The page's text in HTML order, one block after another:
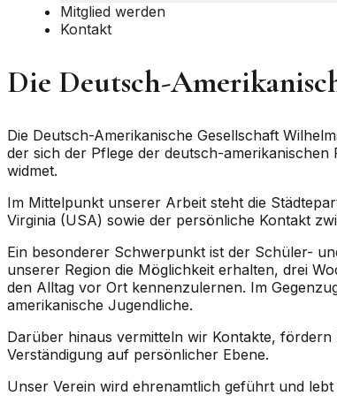
Mitglied werden
Kontakt
Die Deutsch-
Die Deutsch-Amerikanische Gesellschaft
der sich der Pflege der deutsch-
widmet.
Im Mittelpunkt unserer Arbeit steht die
Virginia (USA) sowie der persönliche Kontakt
Ein besonderer Schwerpunkt ist der Schüler-
unserer Region die Möglichkeit erhalten, drei
den Alltag vor Ort kennenzulernen. Im
amerikanische Jugendliche.
Darüber hinaus vermitteln wir Kontakte,
Verständigung auf persönlicher Ebene.
Unser Verein wird ehrenamtlich geführt und